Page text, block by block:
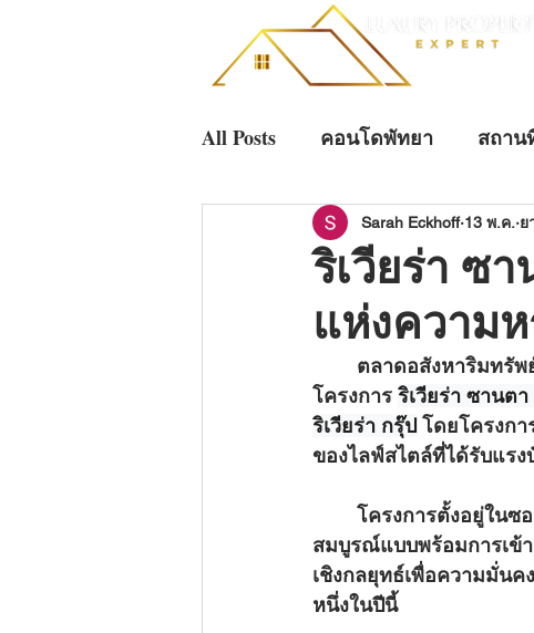
All Posts คอนโดพัทยา สถาน
การลงทุนพัทยา การลงทุนอสั
บ้านหรูระดับอัลตราลักชัวรี
ริเวียร่า ซ
แห่งความ
Sarah Eckhoff 13 พ.ค. ย
โครงการ ริเวียร่า ซานต
ริเวียร่า กรุ๊ป โดยโครงก
ของไลฟ์สไตล์ที่ได้รับแร
สมบูรณ์แบบพร้อมการเข้
เชิงกลยุทธ์เพื่อความมั่นค
หนึ่งในปีนี้